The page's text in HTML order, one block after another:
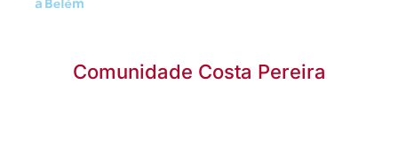
Comunidade Costa Pereira